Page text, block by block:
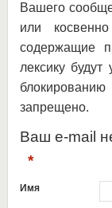
Вашего
или
содержащие
лексику
запрещено.
Ваш e-mail
*
Имя